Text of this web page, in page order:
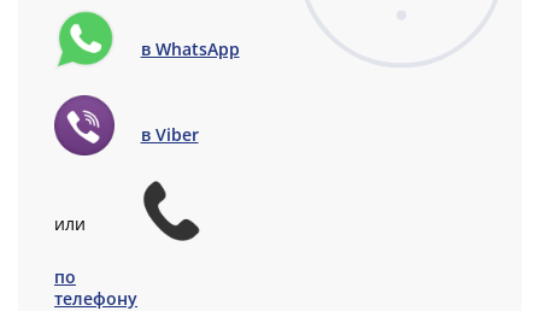
в WhatsApp
в Viber
или
по
телефону